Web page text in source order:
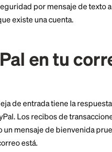
estar vinculadas a un
a ese número, PayPal lo
de seguridad por
confirma que existe una